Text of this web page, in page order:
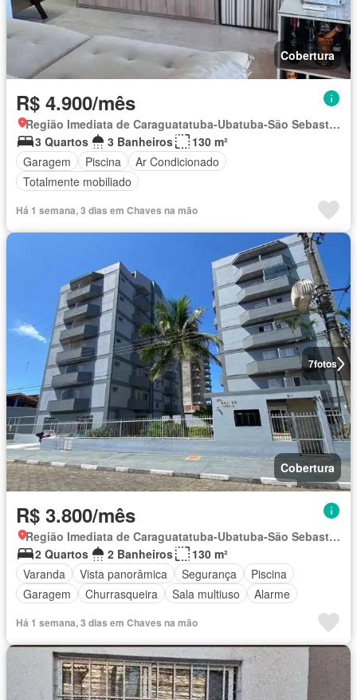
Cobertura
R$ 4.900/mês
Região Imediata de Caraguatatuba-Ubatuba-São Sebastião, Região Metropolitana do Vale do Paraíba e Litoral Norte
3 Quartos
3 Banheiros
130 m²
Garagem
Piscina
Ar Condicionado
Totalmente mobiliado
Há 1 semana, 3 dias em Chaves na mão
7fotos
Cobertura
R$ 3.800/mês
Região Imediata de Caraguatatuba-Ubatuba-São Sebastião, Região Metropolitana do Vale do Paraíba e Litoral Norte
2 Quartos
2 Banheiros
130 m²
Varanda
Vista panorâmica Segurança
Piscina
Garagem
Churrasqueira Sala multiuso Alarme
Há 1 semana, 3 dias em Chaves na mão